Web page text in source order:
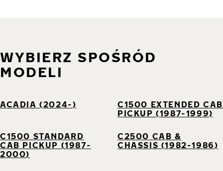
WYBIERZ SPOŚRÓD
MODELI
ACADIA (2024-)
C1500 EXTENDED CAB
PICKUP (1987-1999)
C1500 STANDARD
CAB PICKUP (1987-
2000)
C2500 CAB &
CHASSIS (1982-1986)